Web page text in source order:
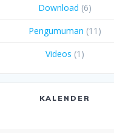
Download (6)
Pengumuman (11)
Videos (1)
KALENDER